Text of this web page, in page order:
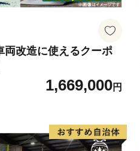
両改造に使えるクーポ
1,669,000円